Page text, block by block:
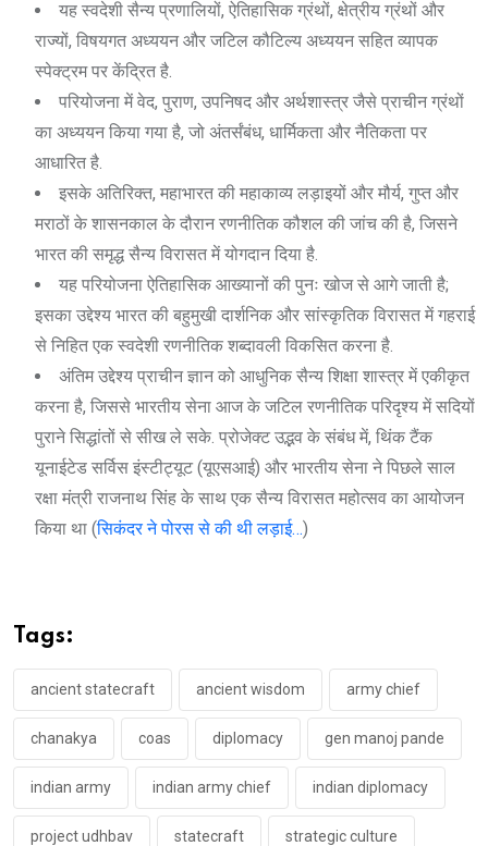
यह स्वदेशी सैन्य प्रणालियों, ऐतिहासिक ग्रंथों, क्षेत्रीय ग्रंथों और
राज्यों, विषयगत अध्ययन और जटिल कौटिल्य अध्ययन सहित व्यापक
स्पेक्ट्रम पर केंद्रित है.
परियोजना में वेद, पुराण, उपनिषद और अर्थशास्त्र जैसे प्राचीन ग्रंथों
का अध्ययन किया गया है, जो अंतर्संबंध, धार्मिकता और नैतिकता पर
आधारित है.
इसके अतिरिक्त, महाभारत की महाकाव्य लड़ाइयों और मौर्य, गुप्त और
मराठों के शासनकाल के दौरान रणनीतिक कौशल की जांच की है, जिसने
भारत की समृद्ध सैन्य विरासत में योगदान दिया है.
यह परियोजना ऐतिहासिक आख्यानों की पुनः खोज से आगे जाती है;
इसका उद्देश्य भारत की बहुमुखी दार्शनिक और सांस्कृतिक विरासत में गहराई
से निहित एक स्वदेशी रणनीतिक शब्दावली विकसित करना है.
अंतिम उद्देश्य प्राचीन ज्ञान को आधुनिक सैन्य शिक्षा शास्त्र में एकीकृत
करना है, जिससे भारतीय सेना आज के जटिल रणनीतिक परिदृश्य में सदियों
पुराने सिद्धांतों से सीख ले सके. प्रोजेक्ट उद्भव के संबंध में, थिंक टैंक
यूनाईटेड सर्विस इंस्टीट्यूट (यूएसआई) और भारतीय सेना ने पिछले साल
रक्षा मंत्री राजनाथ सिंह के साथ एक सैन्य विरासत महोत्सव का आयोजन
किया था (सिकंदर ने पोरस से की थी लड़ाई…)
Tags:
ancient statecraft ancient wisdom army chief
chanakya coas diplomacy gen manoj pande
indian army indian army chief indian diplomacy
project udhbav statecraft strategic culture